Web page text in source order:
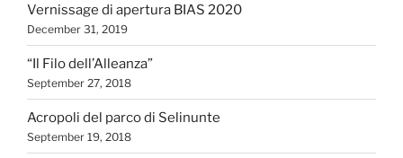
Vernissage di apertura BIAS 2020
December 31, 2019
“Il Filo dell’Alleanza”
September 27, 2018
Acropoli del parco di Selinunte
September 19, 2018